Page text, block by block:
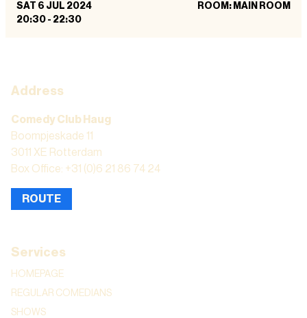
SAT 6 JUL 2024
20:30 - 22:30
ROOM: MAIN ROOM
Address
Comedy Club Haug
Boompjeskade 11
3011 XE Rotterdam
Box Office: +31 (0)6 21 86 74 24
ROUTE
Services
HOMEPAGE
REGULAR COMEDIANS
SHOWS